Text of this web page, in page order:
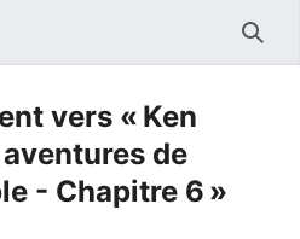
vers « Ken
de
- Chapitre 6 »